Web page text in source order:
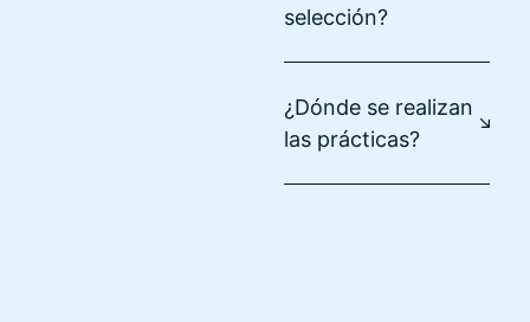
selección?
¿Dónde se realizan
las prácticas?